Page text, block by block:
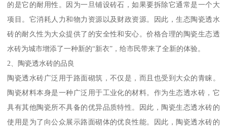
的是它的耐用性。因为一旦铺设砖石，如果要拆除它通常是一个大
项目。它消耗人力和物力资源以及财政资源。因此，生态陶瓷透水
砖的耐久性为大众提供了的安全性和安心。价格合理的陶瓷生态透
水砖为城市增添了一种新的“新衣”，给市民带来了全新的体验。
2、陶瓷透水砖的品良
陶瓷透水砖广泛用于路面砌筑，不仅是，而且也受到大众的青睐。
陶瓷材料本身是一种广泛用于工业化的材料。作为生态透水砖，它
具有其他陶瓷所不具备的优异品质特性。因此，陶瓷生态透水砖的
使用是为了向公众展示路面砌体的优良性能。因此，陶瓷透水砖的